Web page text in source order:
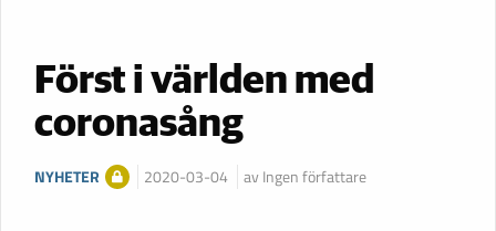
Först i världen med
coronasång
NYHETER 2020-03-04 av Ingen författare